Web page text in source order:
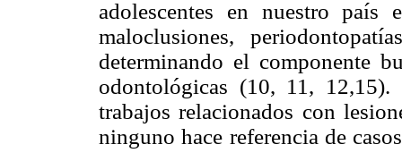
adolescentes en nuestro país
maloclusiones,
determinando el componente
odontológicas (10, 11,
trabajos relacionados con
ninguno hace referencia de